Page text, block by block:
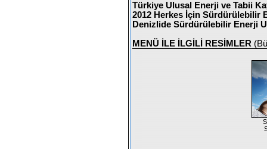
Türkiye Ulusal Enerji ve Tabii
2012 Herkes İçin Sürdürülebilir
Denizlide Sürdürülebilir Enerji
MENÜ İLE İLGİLİ RESİMLER